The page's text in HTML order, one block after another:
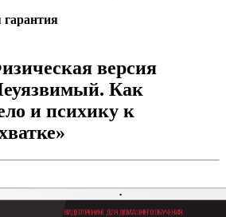
гарантия
версия
Как
и психику к